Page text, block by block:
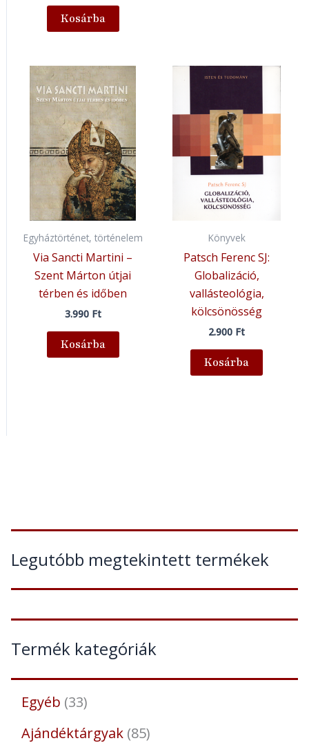
Legutóbb megtekintett termékek
Termék kategóriák
Egyéb 33
Ajándéktárgyak 85
Kosárba
Egyháztörténet, történelem
Via Sancti Martini –
Szent Márton útjai
térben és időben
3.990 Ft
Kosárba
Könyvek
Patsch Ferenc SJ:
Globalizáció,
vallásteológia,
kölcsönösség
2.900 Ft
Kosárba